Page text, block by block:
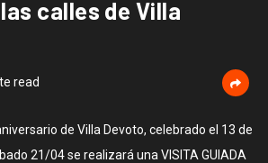
calles de Villa
read
de Villa Devoto, celebrado el 13 de
21/04 se realizará una VISITA GUIADA